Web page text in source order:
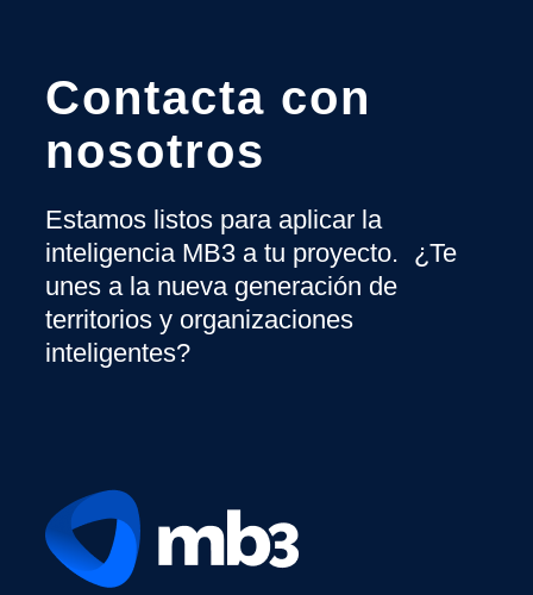
Contacta con
nosotros
Estamos listos para aplicar la
inteligencia MB3 a tu proyecto. ¿Te
unes a la nueva generación de
territorios y organizaciones
inteligentes?